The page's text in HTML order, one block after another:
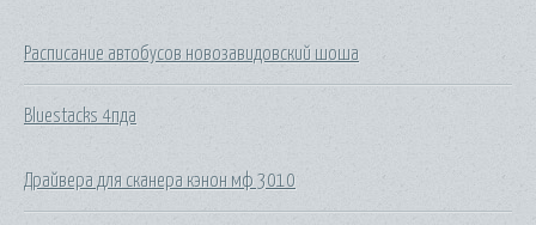
Расписание автобусов новозавидовский шоша
Bluestacks 4пда
Драйвера для сканера кэнон мф 3010